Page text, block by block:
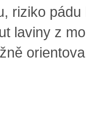
riziko pádu
laviny z